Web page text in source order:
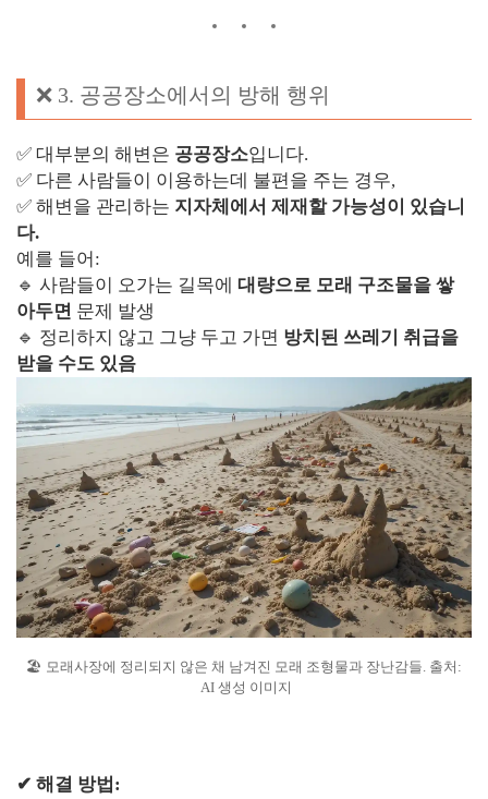
❌ 3. 공공장소에서의 방해 행위
✅ 대부분의 해변은 공공장소입니다.
✅ 다른 사람들이 이용하는데 불편을 주는 경우,
✅ 해변을 관리하는 지자체에서 제재할 가능성이 있습니
다.
예를 들어:
🔹 사람들이 오가는 길목에 대량으로 모래 구조물을 쌓
아두면 문제 발생
🔹 정리하지 않고 그냥 두고 가면 방치된 쓰레기 취급을
받을 수도 있음
🏖️ 모래사장에 정리되지 않은 채 남겨진 모래 조형물과 장난감들. 출처:
AI 생성 이미지
✔ 해결 방법: